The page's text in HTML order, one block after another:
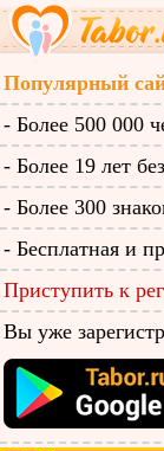
Популярный
- Более 500 000
- Более 19 лет
- Более 300
- Бесплатная и
Приступить к
Вы уже